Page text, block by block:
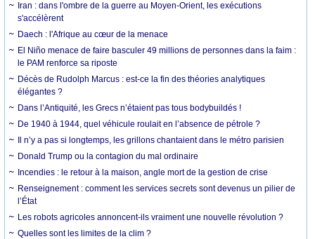
Iran : dans l'ombre de la guerre au Moyen-Orient, les exécutions
s'accélèrent
Daech : l'Afrique au cœur de la menace
El Niño menace de faire basculer 49 millions de personnes dans la faim :
le PAM renforce sa riposte
Décès de Rudolph Marcus : est-ce la fin des théories analytiques
élégantes ?
Dans l’Antiquité, les Grecs n’étaient pas tous bodybuildés !
De 1940 à 1944, quel véhicule roulait en l’absence de pétrole ?
Il n’y a pas si longtemps, les grillons chantaient dans le métro parisien
Donald Trump ou la contagion du mal ordinaire
Incendies : le retour à la maison, angle mort de la gestion de crise
Renseignement : comment les services secrets sont devenus un pilier de
l’État
Les robots agricoles annoncent-ils vraiment une nouvelle révolution ?
Quelles sont les limites de la clim ?